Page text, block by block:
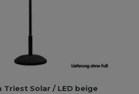
Triest Solar / LED beige